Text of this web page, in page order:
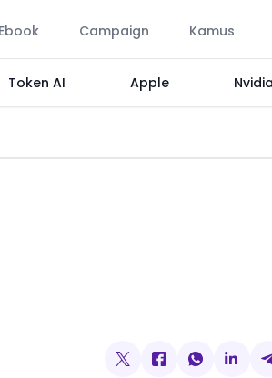
Ebook Campaign Kamus
Token AI Apple Nvidia